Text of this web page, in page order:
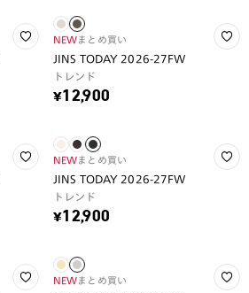
NEWまとめ買い
JINS TODAY 2026-27FW
トレンド
¥12,900
NEWまとめ買い
JINS TODAY 2026-27FW
トレンド
¥12,900
NEWまとめ買い